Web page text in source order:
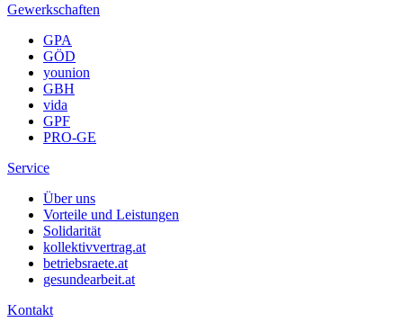
Gewerkschaften
GPA
GÖD
younion
GBH
vida
GPF
PRO-GE
Service
Über uns
Vorteile und Leistungen
Solidarität
kollektivvertrag.at
betriebsraete.at
gesundearbeit.at
Kontakt